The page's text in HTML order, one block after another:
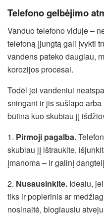
Telefono gelbėjimo
Vanduo telefono viduje –
telefoną įjungtą gali įvykti
vandens pateko daugiau,
korozijos procesai.
Todėl jei vandeniui
sningant ir jis sušlapo
būtina kuo skubiau jį
1. Pirmoji pagalba.
skubiau jį ištraukite,
įmanoma – ir galinį
2. Nusausinkite. Idealu,
tiks ir popierinis ar
nosinaitė, blogiausiu